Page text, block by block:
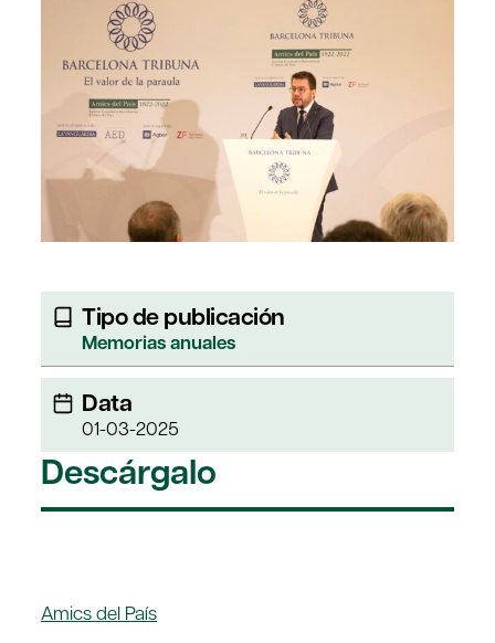
Tipo de publicación
Memorias anuales
Data
01-03-2025
Descárgalo
Amics del País